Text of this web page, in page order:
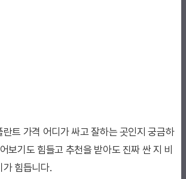
란트 가격 어디가 싸고 잘하는 곳인지 궁금하
보기도 힘들고 추천을 받아도 진짜 싼 지 비
가 힘듭니다.